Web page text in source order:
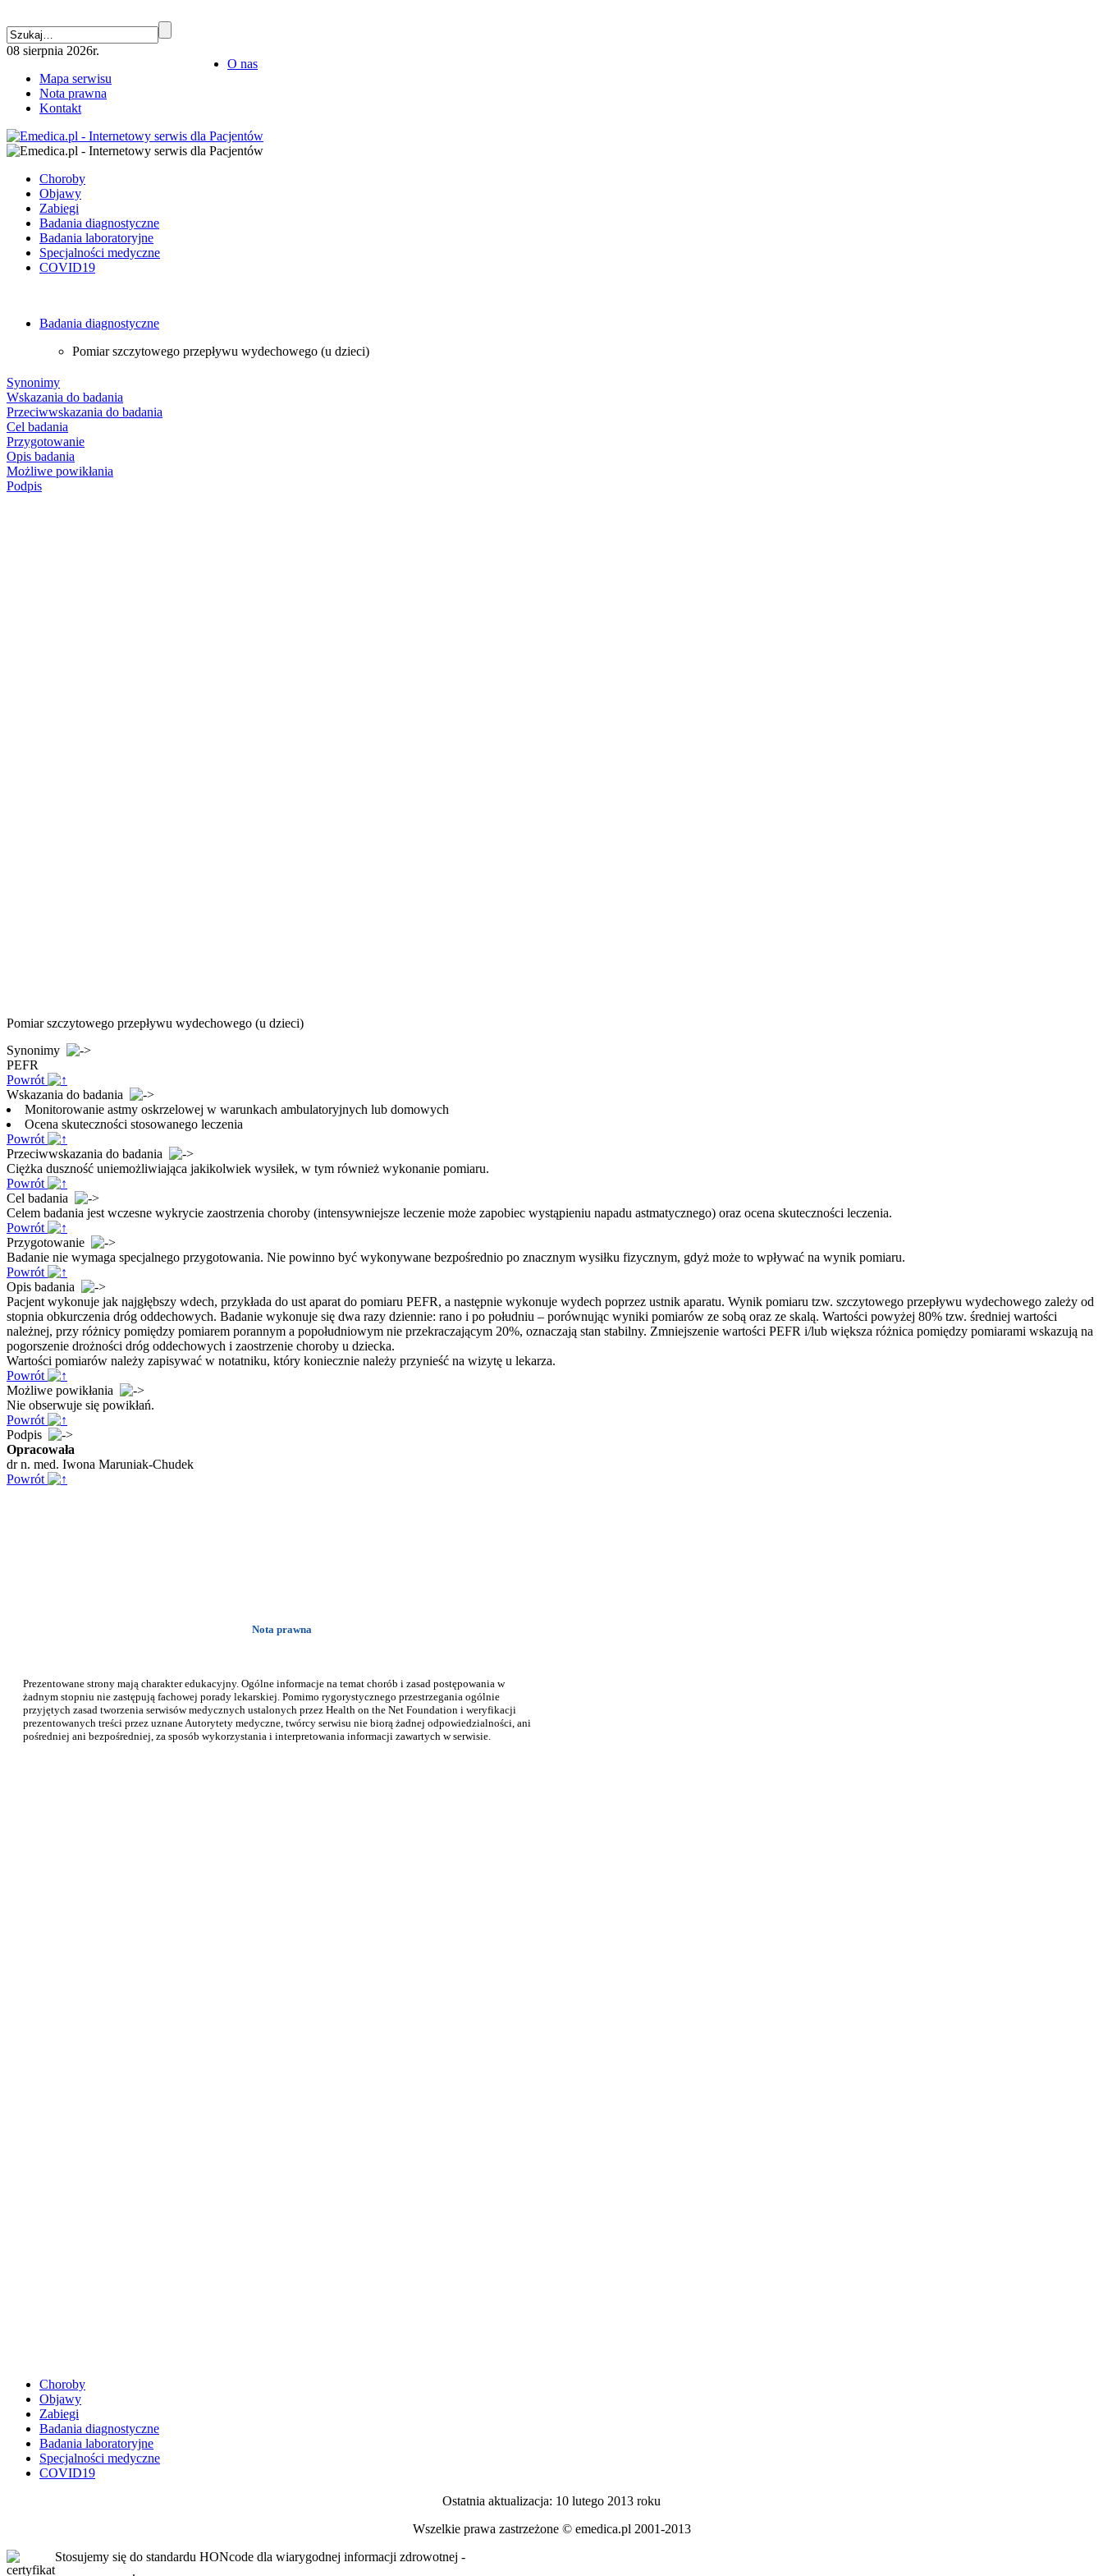
08 sierpnia 2026r.
O nas
Mapa serwisu
Nota prawna
Kontakt
Choroby
Objawy
Zabiegi
Badania diagnostyczne
Badania laboratoryjne
Specjalności medyczne
COVID19
Badania diagnostyczne
Pomiar szczytowego przepływu wydechowego (u dzieci)
Synonimy
Wskazania do badania
Przeciwwskazania do badania
Cel badania
Przygotowanie
Opis badania
Możliwe powikłania
Podpis
Pomiar szczytowego przepływu wydechowego (u dzieci)
Synonimy
PEFR
Powrót
Wskazania do badania
Monitorowanie astmy oskrzelowej w warunkach ambulatoryjnych lub domowych
Ocena skuteczności stosowanego leczenia
Powrót
Przeciwwskazania do badania
Ciężka duszność uniemożliwiająca jakikolwiek wysiłek, w tym również wykonanie pomiaru.
Powrót
Cel badania
Celem badania jest wczesne wykrycie zaostrzenia choroby (intensywniejsze leczenie może zapobiec wystąpieniu napadu astmatycznego) oraz ocena skuteczności leczenia.
Powrót
Przygotowanie
Badanie nie wymaga specjalnego przygotowania. Nie powinno być wykonywane bezpośrednio po znacznym wysiłku fizycznym, gdyż może to wpływać na wynik pomiaru.
Powrót
Opis badania
Pacjent wykonuje jak najgłębszy wdech, przykłada do ust aparat do pomiaru PEFR, a następnie wykonuje wydech poprzez ustnik aparatu. Wynik pomiaru tzw. szczytowego przepływu wydechowego zależy od
stopnia obkurczenia dróg oddechowych. Badanie wykonuje się dwa razy dziennie: rano i po południu – porównując wyniki pomiarów ze sobą oraz ze skalą. Wartości powyżej 80% tzw. średniej wartości
należnej, przy różnicy pomiędzy pomiarem porannym a popołudniowym nie przekraczającym 20%, oznaczają stan stabilny. Zmniejszenie wartości PEFR i/lub większa różnica pomiędzy pomiarami wskazują na
pogorszenie drożności dróg oddechowych i zaostrzenie choroby u dziecka.
Wartości pomiarów należy zapisywać w notatniku, który koniecznie należy przynieść na wizytę u lekarza.
Powrót
Możliwe powikłania
Nie obserwuje się powikłań.
Powrót
Podpis
Opracowała
dr n. med. Iwona Maruniak-Chudek
Powrót
Nota prawna
Prezentowane strony mają charakter edukacyjny. Ogólne informacje na temat chorób i zasad postępowania w
żadnym stopniu nie zastępują fachowej porady lekarskiej. Pomimo rygorystycznego przestrzegania ogólnie
przyjętych zasad tworzenia serwisów medycznych ustalonych przez Health on the Net Foundation i weryfikacji
prezentowanych treści przez uznane Autorytety medyczne, twórcy serwisu nie biorą żadnej odpowiedzialności, ani
pośredniej ani bezpośredniej, za sposób wykorzystania i interpretowania informacji zawartych w serwisie.
Choroby
Objawy
Zabiegi
Badania diagnostyczne
Badania laboratoryjne
Specjalności medyczne
COVID19
Ostatnia aktualizacja: 10 lutego 2013 roku
Wszelkie prawa zastrzeżone © emedica.pl 2001-2013
Stosujemy się do standardu HONcode dla wiarygodnej informacji zdrowotnej -
sprawdź tutaj .